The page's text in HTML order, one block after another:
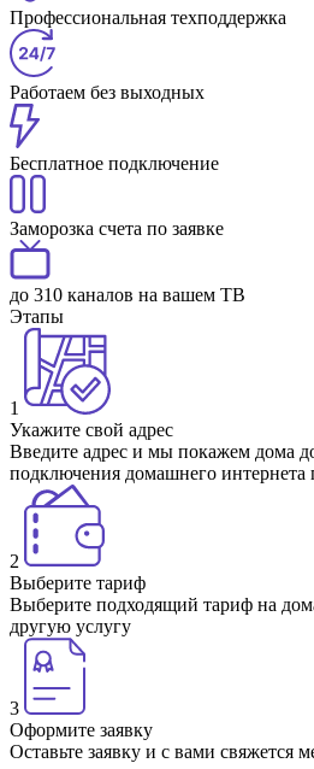
Профессиональная техподдержка
Работаем без выходных
Бесплатное подключение
Заморозка счета по заявке
до 310 каналов на вашем ТВ
Этапы
1
Укажите свой адрес
Введите адрес и мы покажем дома
подключения домашнего интернета
2
Выберите тариф
Выберите подходящий тариф на
другую услугу
3
Оформите заявку
Оставьте заявку и с вами свяжется